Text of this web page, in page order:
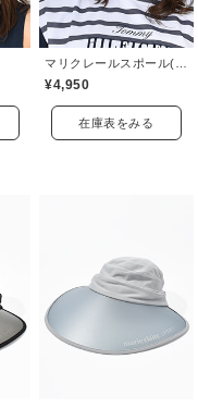
¥4,950
在庫表をみる